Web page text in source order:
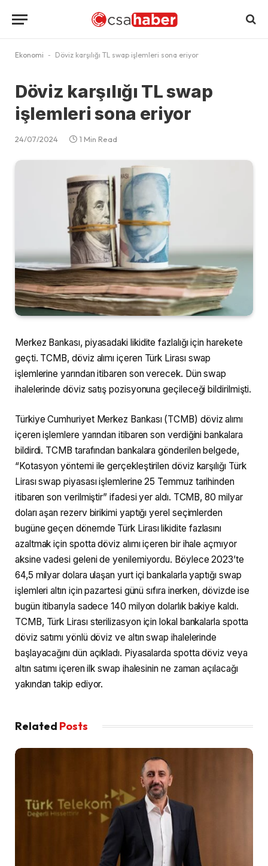
Ekonomi - Döviz karşılığı TL swap işlemleri sona eriyor
Döviz karşılığı TL swap
işlemleri sona eriyor
24/07/2024 1 Min Read
Merkez Bankası, piyasadaki likidite fazlalığı için harekete
geçti. TCMB, döviz alımı içeren Türk Lirası swap
işlemlerine yarından itibaren son verecek. Dün swap
ihalelerinde döviz satış pozisyonuna geçileceği bildirilmişti.
Türkiye Cumhuriyet Merkez Bankası (TCMB) döviz alımı
içeren işlemlere yarından itibaren son verdiğini bankalara
bildirdi. TCMB tarafından bankalara gönderilen belgede,
“Kotasyon yöntemi ile gerçekleştirilen döviz karşılığı Türk
Lirası swap piyasası işlemlerine 25 Temmuz tarihinden
itibaren son verilmiştir” ifadesi yer aldı. TCMB, 80 milyar
doları aşan rezerv birikimi yaptığı yerel seçimlerden
bugüne geçen dönemde Türk Lirası likidite fazlasını
azaltmak için spotta döviz alımı içeren bir ihale açmıyor
aksine vadesi geleni de yenilemiyordu. Böylece 2023’te
64,5 milyar dolara ulaşan yurt içi bankalarla yaptığı swap
işlemleri altın için pazartesi günü sıfıra inerken, dövizde ise
bugün itibarıyla sadece 140 milyon dolarlık bakiye kaldı.
TCMB, Türk Lirası sterilizasyon için lokal bankalarla spotta
döviz satımı yönlü döviz ve altın swap ihalelerinde
başlayacağını dün açıkladı. Piyasalarda spotta döviz veya
altın satımı içeren ilk swap ihalesinin ne zaman açılacağı
yakından takip ediyor.
Related Posts